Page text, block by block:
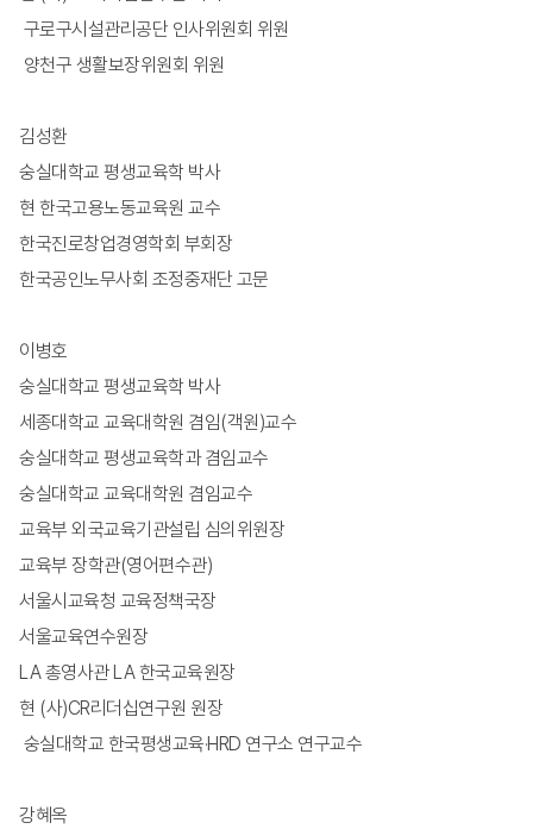
구로구시설관리공단 인사위원회 위원
양천구 생활보장위원회 위원
김성환
숭실대학교 평생교육학 박사
현 한국고용노동교육원 교수
한국진로창업경영학회 부회장
한국공인노무사회 조정중재단 고문
이병호
숭실대학교 평생교육학 박사
세종대학교 교육대학원 겸임(객원)교수
숭실대학교 평생교육학과 겸임교수
숭실대학교 교육대학원 겸임교수
교육부 외국교육기관설립 심의위원장
교육부 장학관(영어편수관)
서울시교육청 교육정책국장
서울교육연수원장
LA 총영사관 LA 한국교육원장
현 (사)CR리더십연구원 원장
숭실대학교 한국평생교육·HRD 연구소 연구교수
강혜옥